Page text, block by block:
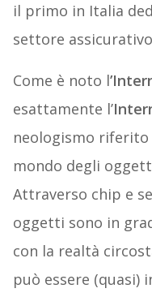
il primo in Italia
settore
Come è noto l
esattamente l’
neologismo riferito
mondo degli
Attraverso chip e
oggetti sono in
con la realtà
può essere (quasi)